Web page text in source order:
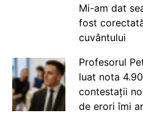
Mi-am dat
fost
cuvântului
Profesorul
luat nota
contestații
de erori îmi